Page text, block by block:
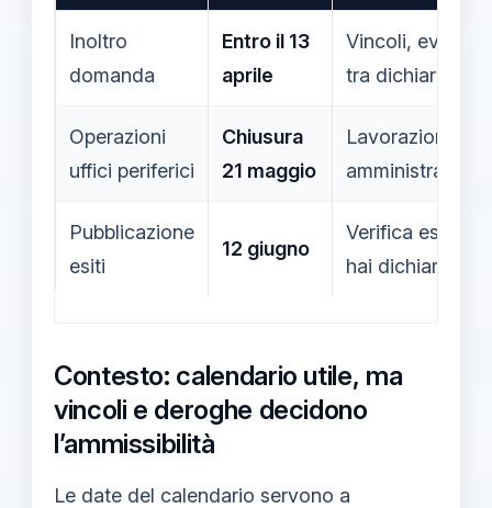
Inoltro
domanda
Entro il 13
aprile
Vincoli,
tra
Operazioni
uffici periferici
Chiusura
21 maggio
Lavorazione
amministrativi.
Pubblicazione
esiti
12 giugno
Verifica esito e
hai dichiarato
Contesto: calendario utile, ma
vincoli e deroghe decidono
l’ammissibilità
Le date del calendario servono a